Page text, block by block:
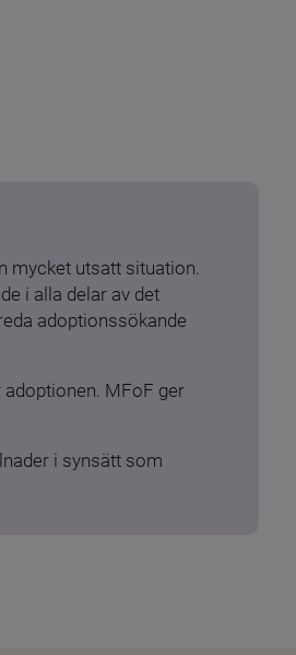
mycket utsatt situation.
i alla delar av det
adoptionssökande
MFoF ger
i synsätt som